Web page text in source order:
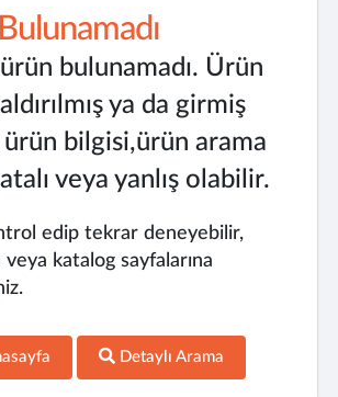
ürün bulunamadı. Ürün
ya da girmiş
bilgisi,ürün arama
veya yanlış olabilir.
edip tekrar deneyebilir,
veya katalog sayfalarına
Detaylı Arama